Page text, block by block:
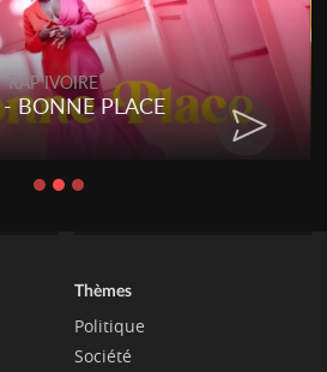
RAP IVOIRE
BONNE PLACE
Thèmes
Politique
Société